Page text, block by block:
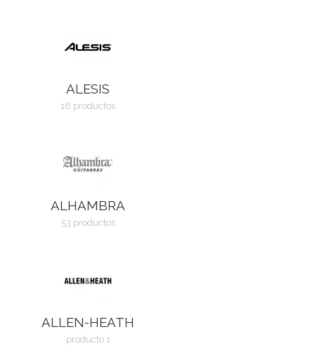
ALESIS
18 productos
ALHAMBRA
53 productos
ALLEN-HEATH
producto 1